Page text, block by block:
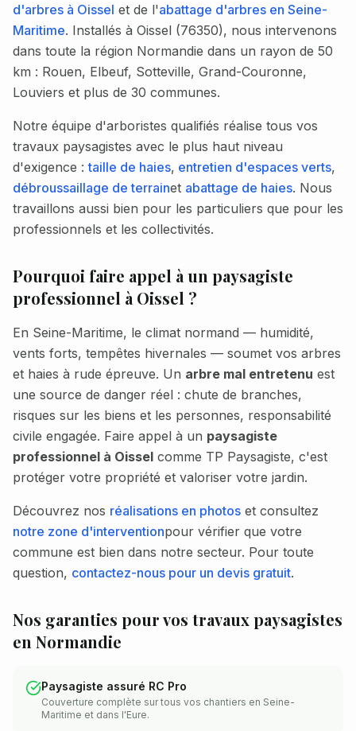
d'arbres à Oissel et de l'abattage d'arbres en Seine-
Maritime. Installés à Oissel (76350), nous intervenons
dans toute la région Normandie dans un rayon de 50
km : Rouen, Elbeuf, Sotteville, Grand-Couronne,
Louviers et plus de 30 communes.
Notre équipe d'arboristes qualifiés réalise tous vos
travaux paysagistes avec le plus haut niveau
d'exigence :taille de haies, entretien d'espaces verts,
débroussaillage de terrainet abattage de haies. Nous
travaillons aussi bien pour les particuliers que pour les
professionnels et les collectivités.
Pourquoi faire appel à un paysagiste
professionnel à Oissel ?
En Seine-Maritime, le climat normand — humidité,
vents forts, tempêtes hivernales — soumet vos arbres
et haies à rude épreuve. Un arbre mal entretenu est
une source de danger réel : chute de branches,
risques sur les biens et les personnes, responsabilité
civile engagée. Faire appel à un paysagiste
professionnel à Oissel comme TP Paysagiste, c'est
protéger votre propriété et valoriser votre jardin.
Découvrez nos réalisations en photos et consultez
notre zone d'interventionpour vérifier que votre
commune est bien dans notre secteur. Pour toute
question, contactez-nous pour un devis gratuit.
Nos garanties pour vos travaux paysagistes
en Normandie
Paysagiste assuré RC Pro
Couverture complète sur tous vos chantiers en Seine-
Maritime et dans l'Eure.